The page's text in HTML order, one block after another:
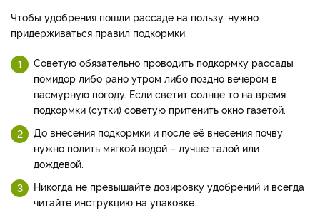
Чтобы удобрения пошли рассаде на пользу, нужно
придерживаться правил подкормки.
Советую обязательно проводить подкормку рассады
помидор либо рано утром либо поздно вечером в
пасмурную погоду. Если светит солнце то на время
подкормки (сутки) советую притенить окно газетой.
До внесения подкормки и после её внесения почву
нужно полить мягкой водой – лучше талой или
дождевой.
Никогда не превышайте дозировку удобрений и всегда
читайте инструкцию на упаковке.